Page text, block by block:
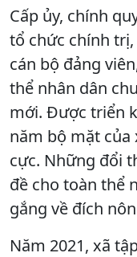
Cấp ủy, chính
tổ chức chính
cán bộ đảng
thể nhân dân
mới. Được triển
năm bộ mặt của
cực. Những đổi
đề cho toàn thể
gắng về đích
Năm 2021, xã